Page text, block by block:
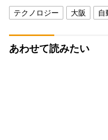
テクノロジー 大阪 自
あわせて読みたい